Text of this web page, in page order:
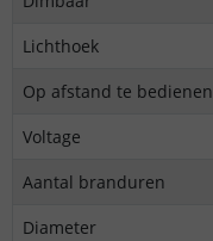
Lichthoek
Op afstand te bedienen
Voltage
Aantal branduren
Diameter